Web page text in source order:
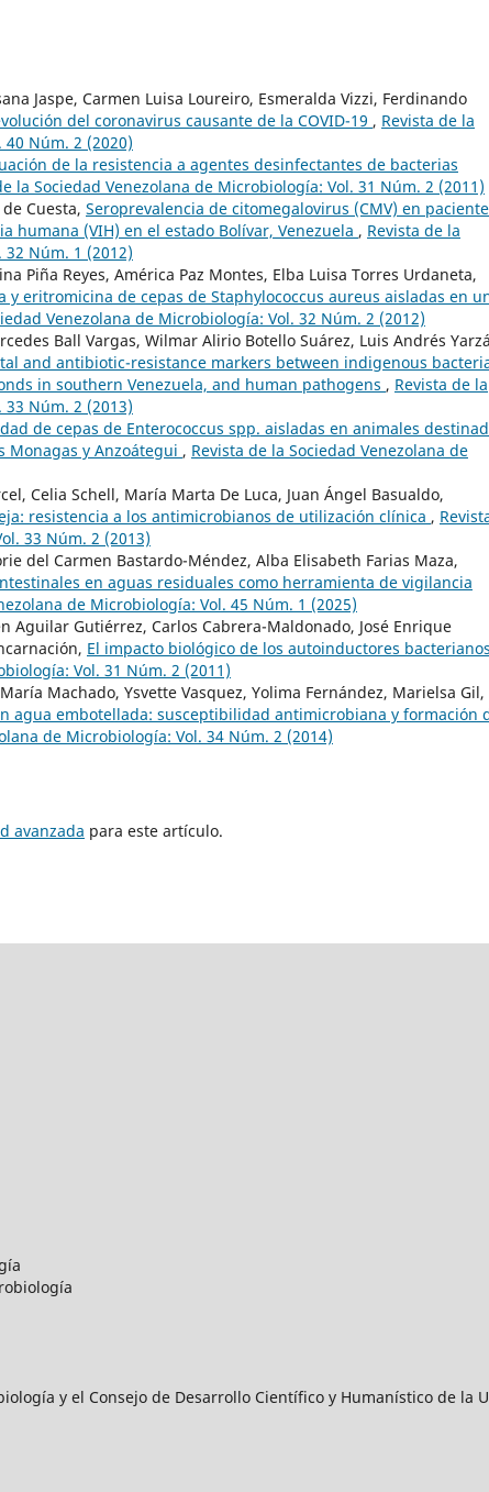
Jaspe, Carmen Luisa Loureiro, Esmeralda Vizzi, Ferdinando
del coronavirus causante de la COVID-19 , Revista de la
Núm. 2 (2020)
de la resistencia a agentes desinfectantes de bacterias
la Sociedad Venezolana de Microbiología: Vol. 31 Núm. 2 (2011)
Cuesta, Seroprevalencia de citomegalovirus (CMV) en
humana (VIH) en el estado Bolívar, Venezuela , Revista de la
Núm. 1 (2012)
Piña Reyes, América Paz Montes, Elba Luisa Torres Urdaneta,
eritromicina de cepas de Staphylococcus aureus aisladas en
Venezolana de Microbiología: Vol. 32 Núm. 2 (2012)
Ball Vargas, Wilmar Alirio Botello Suárez, Luis Andrés
and antibiotic-resistance markers between indigenous
in southern Venezuela, and human pathogens , Revista de la
Núm. 2 (2013)
de cepas de Enterococcus spp. aisladas en animales
Monagas y Anzoátegui , Revista de la Sociedad Venezolana de
Celia Schell, María Marta De Luca, Juan Ángel Basualdo,
resistencia a los antimicrobianos de utilización clínica ,
33 Núm. 2 (2013)
del Carmen Bastardo-Méndez, Alba Elisabeth Farias Maza,
en aguas residuales como herramienta de vigilancia
de Microbiología: Vol. 45 Núm. 1 (2025)
Aguilar Gutiérrez, Carlos Cabrera-Maldonado, José Enrique
El impacto biológico de los autoinductores bacterianos
Vol. 31 Núm. 2 (2011)
Machado, Ysvette Vasquez, Yolima Fernández, Marielsa Gil,
agua embotellada: susceptibilidad antimicrobiana y formación
de Microbiología: Vol. 34 Núm. 2 (2014)
avanzada para este artículo.
y el Consejo de Desarrollo Científico y Humanístico de la